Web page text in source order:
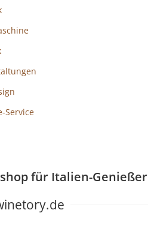
Service
für Italien-Genießer